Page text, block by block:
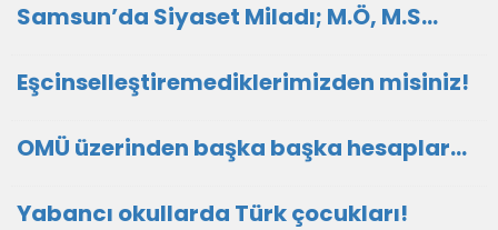
Samsun’da Siyaset Miladı; M.Ö, M.S…
Eşcinselleştiremediklerimizden misiniz!
OMÜ üzerinden başka başka hesaplar…
Yabancı okullarda Türk çocukları!